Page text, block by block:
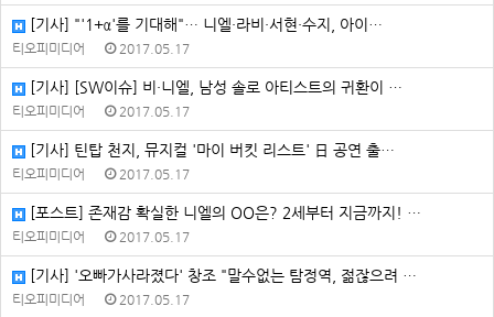
[기사] "'1+α'를 기대해"… 니엘·라비·서현·수지, 아이…
티오피미디어 2017.05.17
[기사] [SW이슈] 비·니엘, 남성 솔로 아티스트의 귀환이 …
티오피미디어 2017.05.17
[기사] 틴탑 천지, 뮤지컬 '마이 버킷 리스트' 日 공연 출…
티오피미디어 2017.05.17
[포스트] 존재감 확실한 니엘의 OO은? 2세부터 지금까지! …
티오피미디어 2017.05.17
[기사] '오빠가사라졌다' 창조 "말수없는 탐정역, 젊잖으려 …
티오피미디어 2017.05.17